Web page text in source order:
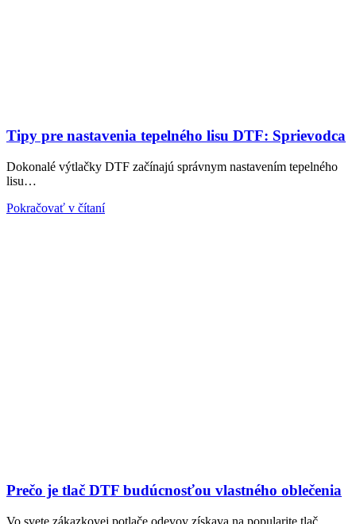
Tipy pre nastavenia tepelného lisu DTF: Sprievodca
Dokonalé výtlačky DTF začínajú správnym nastavením tepelného
lisu…
Pokračovať v čítaní
Prečo je tlač DTF budúcnosťou vlastného oblečenia
Vo svete zákazkovej potlače odevov získava na popularite tlač